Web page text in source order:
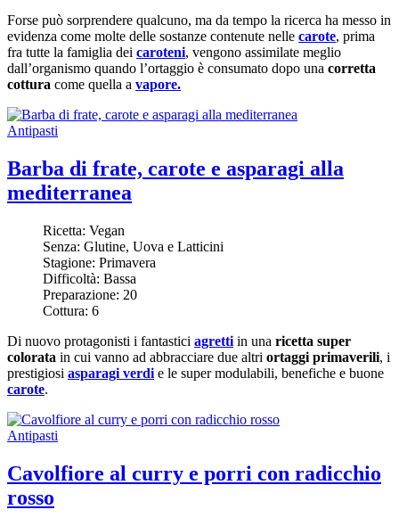
Forse può sorprendere qualcuno, ma da tempo la ricerca ha messo in
evidenza come molte delle sostanze contenute nelle carote, prima
fra tutte la famiglia dei caroteni, vengono assimilate meglio
dall’organismo quando l’ortaggio è consumato dopo una corretta
cottura come quella a vapore.
Antipasti
Barba di frate, carote e asparagi alla
mediterranea
Ricetta: Vegan
Senza: Glutine, Uova e Latticini
Stagione: Primavera
Difficoltà: Bassa
Preparazione: 20
Cottura: 6
Di nuovo protagonisti i fantastici agretti in una ricetta super
colorata in cui vanno ad abbracciare due altri ortaggi primaverili, i
prestigiosi asparagi verdi e le super modulabili, benefiche e buone
carote.
Antipasti
Cavolfiore al curry e porri con radicchio
rosso